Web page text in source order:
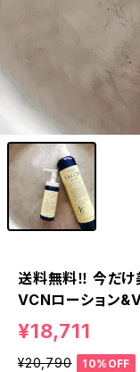
送料無料‼︎ 今だけ
VCNローション
¥18,711
¥20,790 10%OFF